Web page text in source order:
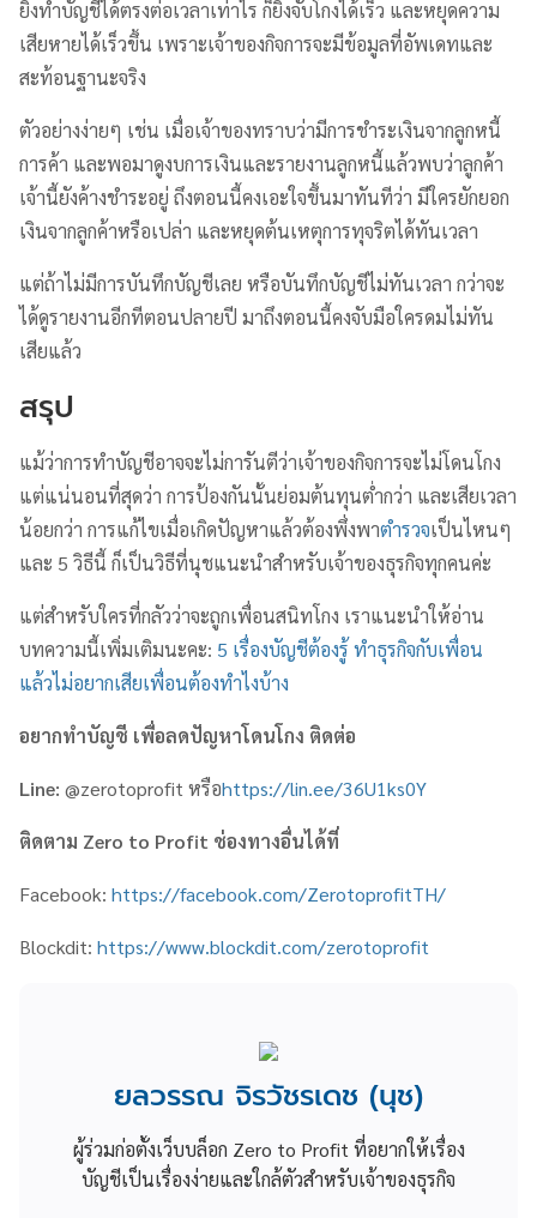
ยิ่งทำบัญชีได้ตรงต่อเวลาเท่าไร ก็ยิ่งจับโกงได้เร็ว และหยุดความ
เสียหายได้เร็วขึ้น เพราะเจ้าของกิจการจะมีข้อมูลที่อัพเดทและ
สะท้อนฐานะจริง
ตัวอย่างง่ายๆ เช่น เมื่อเจ้าของทราบว่ามีการชำระเงินจากลูกหนี้
การค้า และพอมาดูงบการเงินและรายงานลูกหนี้แล้วพบว่าลูกค้า
เจ้านี้ยังค้างชำระอยู่ ถึงตอนนี้คงเอะใจขึ้นมาทันทีว่า มีใครยักยอก
เงินจากลูกค้าหรือเปล่า และหยุดต้นเหตุการทุจริตได้ทันเวลา
แต่ถ้าไม่มีการบันทึกบัญชีเลย หรือบันทึกบัญชีไม่ทันเวลา กว่าจะ
ได้ดูรายงานอีกทีตอนปลายปี มาถึงตอนนี้คงจับมือใครดมไม่ทัน
เสียแล้ว
สรุป
แม้ว่าการทำบัญชีอาจจะไม่การันตีว่าเจ้าของกิจการจะไม่โดนโกง
แต่แน่นอนที่สุดว่า การป้องกันนั้นย่อมต้นทุนต่ำกว่า และเสียเวลา
น้อยกว่า การแก้ไขเมื่อเกิดปัญหาแล้วต้องพึ่งพาตำรวจเป็นไหนๆ
และ 5 วิธีนี้ ก็เป็นวิธีที่นุชแนะนำสำหรับเจ้าของธุรกิจทุกคนค่ะ
แต่สำหรับใครที่กลัวว่าจะถูกเพื่อนสนิทโกง เราแนะนำให้อ่าน
บทความนี้เพิ่มเติมนะคะ: 5 เรื่องบัญชีต้องรู้ ทำธุรกิจกับเพื่อน
แล้วไม่อยากเสียเพื่อนต้องทำไงบ้าง
อยากทำบัญชี เพื่อลดปัญหาโดนโกง ติดต่อ
Line: @zerotoprofit หรือhttps://lin.ee/36U1ks0Y
ติดตาม Zero to Profit ช่องทางอื่นได้ที่
Facebook: https://facebook.com/ZerotoprofitTH/
Blockdit: https://www.blockdit.com/zerotoprofit
ยลวรรณ จิรวัชรเดช (นุช)
ผู้ร่วมก่อตั้งเว็บบล็อก Zero to Profit ที่อยากให้เรื่อง
บัญชีเป็นเรื่องง่ายและใกล้ตัวสำหรับเจ้าของธุรกิจ